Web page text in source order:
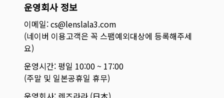
운영회사 정보
이메일: cs@lenslala3.com
(네이버 이용고객은 꼭 스팸예외대상에 등록해주세
요)
운영시간: 평일 10:00 ~ 17:00
(주말 및 일본공휴일 휴무)